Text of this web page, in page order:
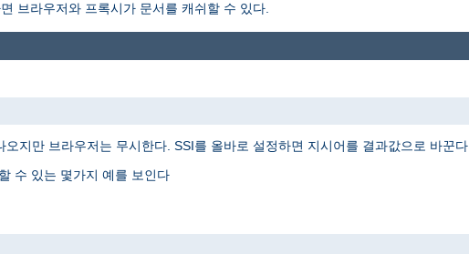
브라우저와 프록시가 문서를 캐쉬할 수 있다.
지만 브라우저는 무시한다. SSI를 올바로 설정하면 지시어를 결과값으로 바꾼다.
수 있는 몇가지 예를 보인다